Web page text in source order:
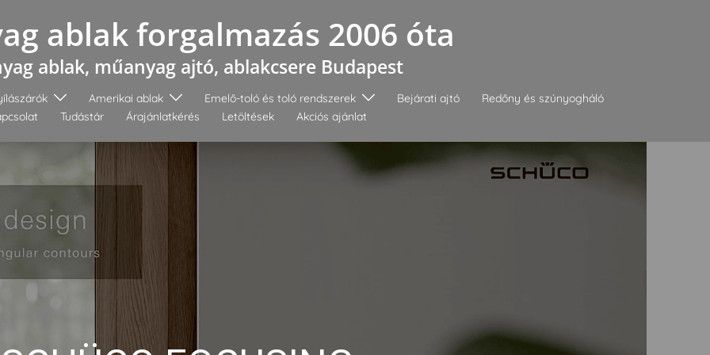
ablak forgalmazás 2006 óta
ablak, műanyag ajtó, ablakcsere Budapest
Amerikai ablak Emelő-toló és toló rendszerek Bejárati ajtó
Redőny és szúnyogháló
Tudástár Árajánlatkérés Letöltések Akciós ajánlat